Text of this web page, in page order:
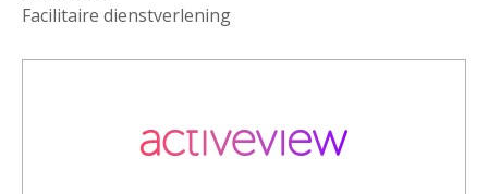
Facilitaire dienstverlening